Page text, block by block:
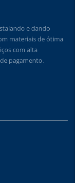
e dando
materiais de ótima
com alta
pagamento.